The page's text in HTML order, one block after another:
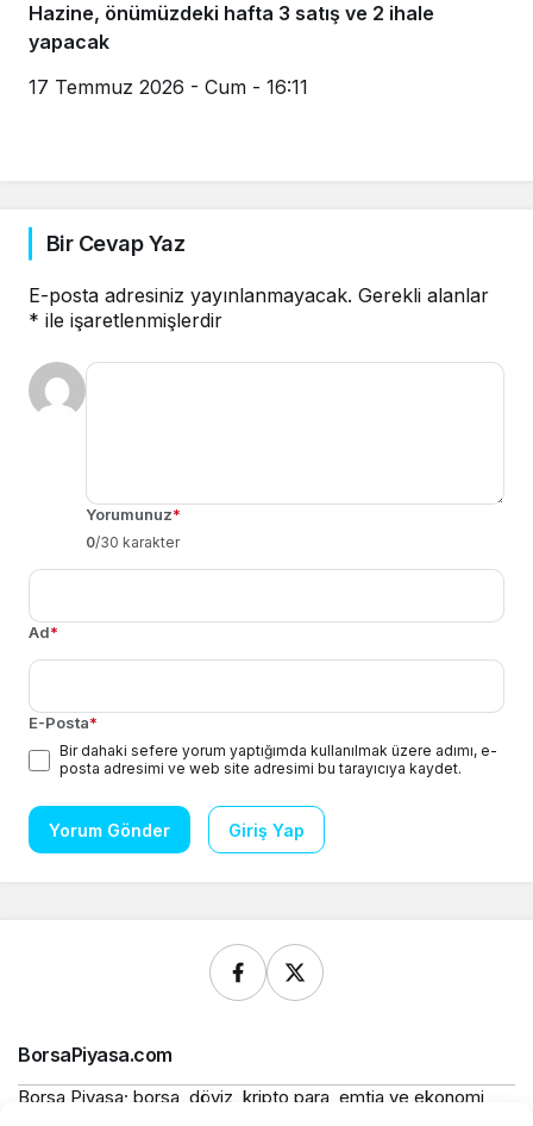
Hazine, önümüzdeki hafta 3 satış ve 2 ihale
yapacak
17 Temmuz 2026 - Cum - 16:11
Bir Cevap Yaz
E-posta adresiniz yayınlanmayacak. Gerekli alanlar
* ile işaretlenmişlerdir
Yorumunuz*
0/30 karakter
Ad*
E-Posta*
Bir dahaki sefere yorum yaptığımda kullanılmak üzere adımı, e-
posta adresimi ve web site adresimi bu tarayıcıya kaydet.
Yorum Gönder Giriş Yap
BorsaPiyasa.com
Borsa Piyasa; borsa, döviz, kripto para, emtia ve ekonomi